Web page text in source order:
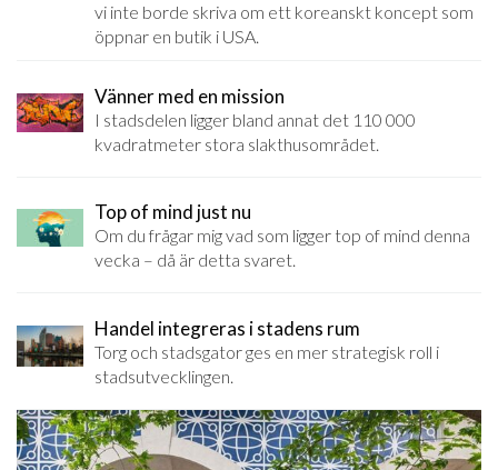
vi inte borde skriva om ett koreanskt koncept som
öppnar en butik i USA.
Vänner med en mission
I stadsdelen ligger bland annat det 110 000
kvadratmeter stora slakthusområdet.
Top of mind just nu
Om du frågar mig vad som ligger top of mind denna
vecka – då är detta svaret.
Handel integreras i stadens rum
Torg och stadsgator ges en mer strategisk roll i
stadsutvecklingen.